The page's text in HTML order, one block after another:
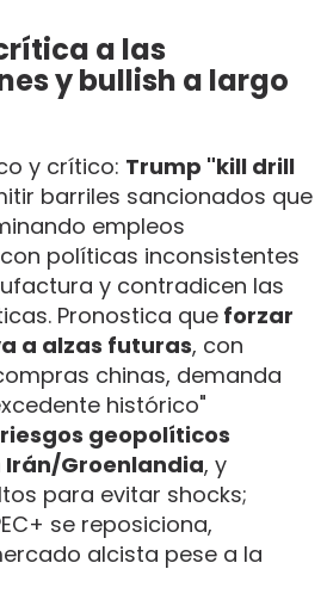
a las
y bullish a largo
y crítico: Trump "kill drill
barriles sancionados que
empleos
políticas inconsistentes
y contradicen las
Pronostica que forzar
a alzas futuras, con
chinas, demanda
histórico"
geopolíticos
Groenlandia, y
para evitar shocks;
se reposiciona,
alcista pese a la